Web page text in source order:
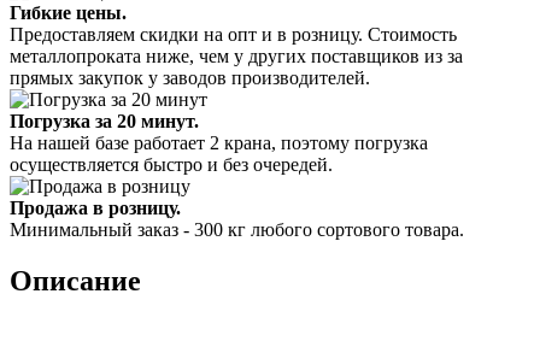
Гибкие цены.
Предоставляем скидки на опт и в розницу. Стоимость
металлопроката ниже, чем у других поставщиков из за
прямых закупок у заводов производителей.
Погрузка за 20 минут.
На нашей базе работает 2 крана, поэтому погрузка
осуществляется быстро и без очередей.
Продажа в розницу.
Минимальный заказ - 300 кг любого сортового товара.
Описание